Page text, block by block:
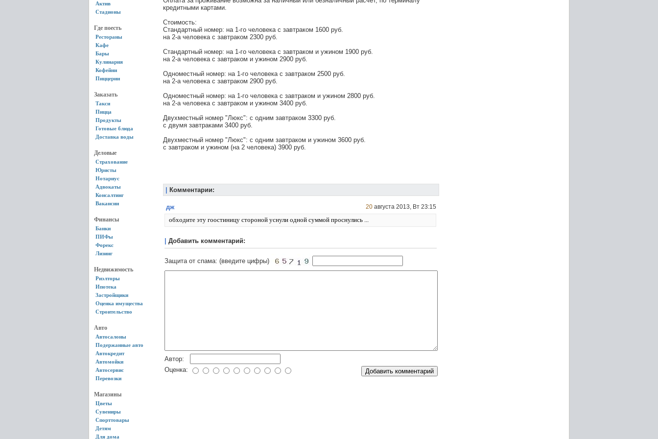
Актив
Стадионы
Где поесть
Рестораны
Кафе
Бары
Кулинария
Кофейни
Пиццерии
Заказать
Такси
Пицца
Продукты
Готовые блюда
Доставка воды
Деловые
Страхование
Юристы
Нотариус
Адвокаты
Консалтинг
Вакансии
Финансы
Банки
ПИФы
Форекс
Лизинг
Недвижимость
Риэлторы
Ипотека
Застройщики
Оценка имущества
Строительство
Авто
Автосалоны
Подержанные авто
Автокредит
Автомойки
Автосервис
Перевозки
Магазины
Цветы
Сувениры
Спорттовары
Детям
Для дома
кредитными картами.
Стоимость:
Стандартный номер: на 1-го человека с завтраком 1600 руб.
на 2-а человека с завтраком 2300 руб.
Стандартный номер: на 1-го человека с завтраком и ужином 1900 руб.
на 2-а человека с завтраком и ужином 2900 руб.
Одноместный номер: на 1-го человека с завтраком 2500 руб.
на 2-а человека с завтраком 2900 руб.
Одноместный номер: на 1-го человека с завтраком и ужином 2800 руб.
на 2-а человека с завтраком и ужином 3400 руб.
Двухместный номер "Люкс": с одним завтраком 3300 руб.
с двумя завтраками 3400 руб.
Двухместный номер "Люкс": с одним завтраком и ужином 3600 руб.
с завтраком и ужином (на 2 человека) 3900 руб.
Комментарии:
дж 20 августа 2013, Вт 23:15
обходите эту гоостиницу стороной уснули одной суммой проснулись ...
Добавить комментарий:
Защита от спама: (введите цифры)
Автор:
Оценка: